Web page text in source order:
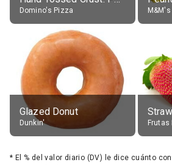
Domino's Pizza M&M's
Glazed Donut
Dunkin' Frutas
* El % del valor diario (DV) le dice cuánto